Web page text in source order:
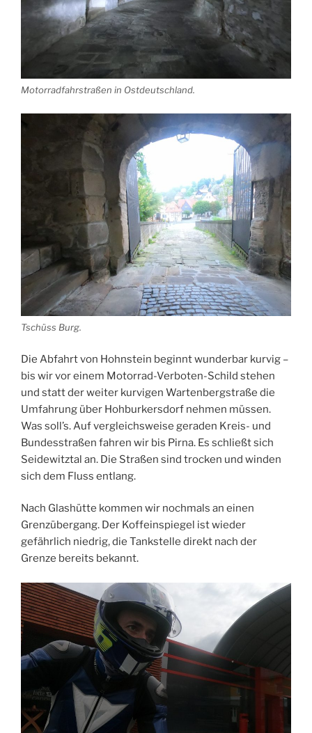
Motorradfahrstraßen in Ostdeutschland.
Tschüss Burg.
Die Abfahrt von Hohnstein beginnt wunderbar kurvig –
bis wir vor einem Motorrad-Verboten-Schild stehen
und statt der weiter kurvigen Wartenbergstraße die
Umfahrung über Hohburkersdorf nehmen müssen.
Was soll’s. Auf vergleichsweise geraden Kreis- und
Bundesstraßen fahren wir bis Pirna. Es schließt sich
Seidewitztal an. Die Straßen sind trocken und winden
sich dem Fluss entlang.
Nach Glashütte kommen wir nochmals an einen
Grenzübergang. Der Koffeinspiegel ist wieder
gefährlich niedrig, die Tankstelle direkt nach der
Grenze bereits bekannt.